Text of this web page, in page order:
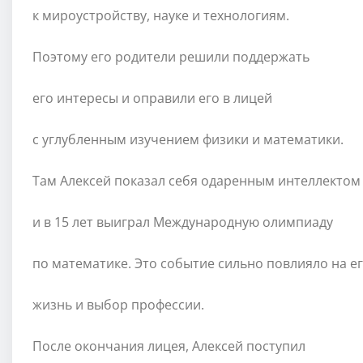
к мироустройству, науке и технологиям.
Поэтому его родители решили поддержать
его интересы и оправили его в лицей
с углубленным изучением физики и математики.
Там Алексей показал себя одаренным интеллектом
и в 15 лет выиграл Международную олимпиаду
по математике. Это событие сильно повлияло на
жизнь и выбор профессии.
После окончания лицея, Алексей поступил